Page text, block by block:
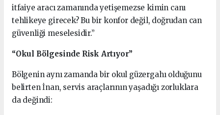
itfaiye aracı zamanında yetişemezse kimin canı
tehlikeye girecek? Bu bir konfor değil, doğrudan can
güvenliği meselesidir.”
“Okul Bölgesinde Risk Artıyor”
Bölgenin aynı zamanda bir okul güzergahı olduğunu
belirten İnan, servis araçlarının yaşadığı zorluklara
da değindi: